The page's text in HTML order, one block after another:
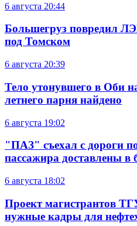
6 августа 20:44
Большегруз повредил
под Томском
6 августа 20:39
Тело утонувшего в Оби
летнего парня найдено
6 августа 19:02
"ПАЗ" съехал с дороги
пассажира доставлены в
6 августа 18:02
Проект магистрантов
нужные кадры для